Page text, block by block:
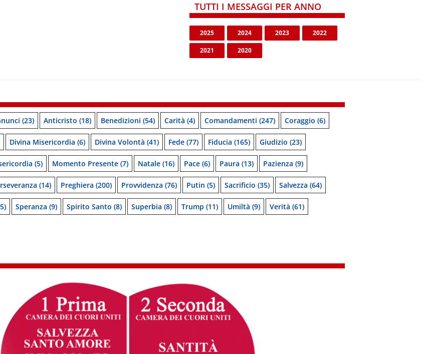
TUTTI I MESSAGGI PER ANNO
2025 2024 2023 2022
2021 2020
(23) Anticristo (18) Benedizioni (54) Carità (4) Comandamenti (247) Coraggio (6)
Divina Misericordia (6) Divina Volontà (41) Fede (77) Fiducia (165) Giudizio (23)
(5) Momento Presente (7) Natale (16) Pace (6) Paura (13) Pazienza (9)
(14) Preghiera (200) Provvidenza (76) Putin (5) Sacrificio (35) Salvezza (64)
Speranza (9) Spirito Santo (8) Superbia (8) Trump (11) Umiltà (9) Verità (61)